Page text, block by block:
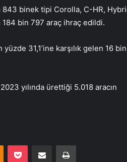
843 binek tipi Corolla, C-HR,
bin 797 araç ihraç edildi.
31,1’ine karşılık gelen 16
yılında ürettiği 5.018 aracın
Odnoklassniki
Pocket E-Posta ile paylaş Yazdır